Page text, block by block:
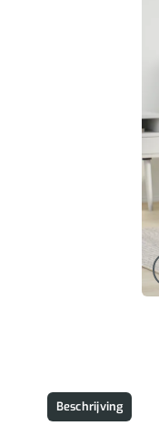
Beschrijving